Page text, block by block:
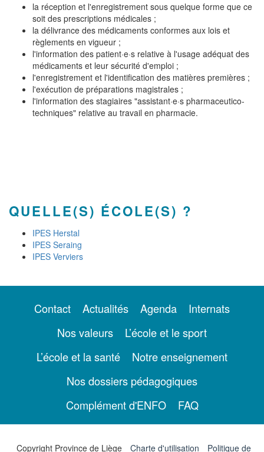
la réception et l'enregistrement sous quelque forme que ce
soit des prescriptions médicales ;
la délivrance des médicaments conformes aux lois et
règlements en vigueur ;
l'information des patient·e·s relative à l'usage adéquat des
médicaments et leur sécurité d'emploi ;
l'enregistrement et l'identification des matières premières ;
l'exécution de préparations magistrales ;
l'information des stagiaires "assistant·e·s pharmaceutico-
techniques" relative au travail en pharmacie.
QUELLE(S) ÉCOLE(S) ?
IPES Herstal
IPES Seraing
IPES Verviers
Contact Actualités Agenda
Internats
Nos valeurs
L’école et le sport
L’école et la santé
Notre enseignement
Nos dossiers pédagogiques
Complément d'ENFO
FAQ
Copyright Province de Liège Charte d'utilisation Politique de